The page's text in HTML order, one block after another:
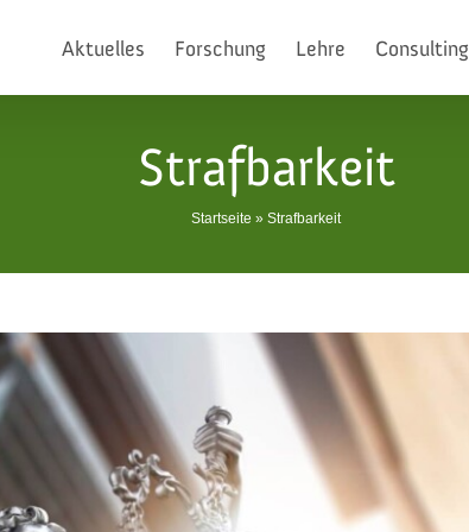
Aktuelles Forschung Lehre Consulting
Strafbarkeit
Startseite » Strafbarkeit